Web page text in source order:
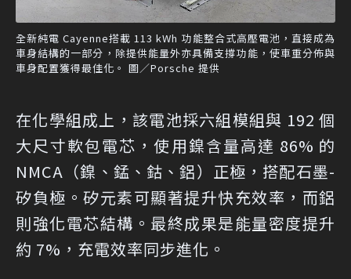
全新純電 Cayenne搭載 113 kWh 功能整合式高壓電池，直接成為
車身結構的一部分，除提供能量外亦具備支撐功能，使車重分佈與
車身配置獲得最佳化。 圖／Porsche 提供
在化學組成上，該電池採六組模組與 192 個
大尺寸軟包電芯，使用鎳含量高達 86% 的
NMCA（鎳、錳、鈷、鋁）正極，搭配石墨-
矽負極。矽元素可顯著提升快充效率，而鋁
則強化電芯結構。最終成果是能量密度提升
約 7%，充電效率同步進化。